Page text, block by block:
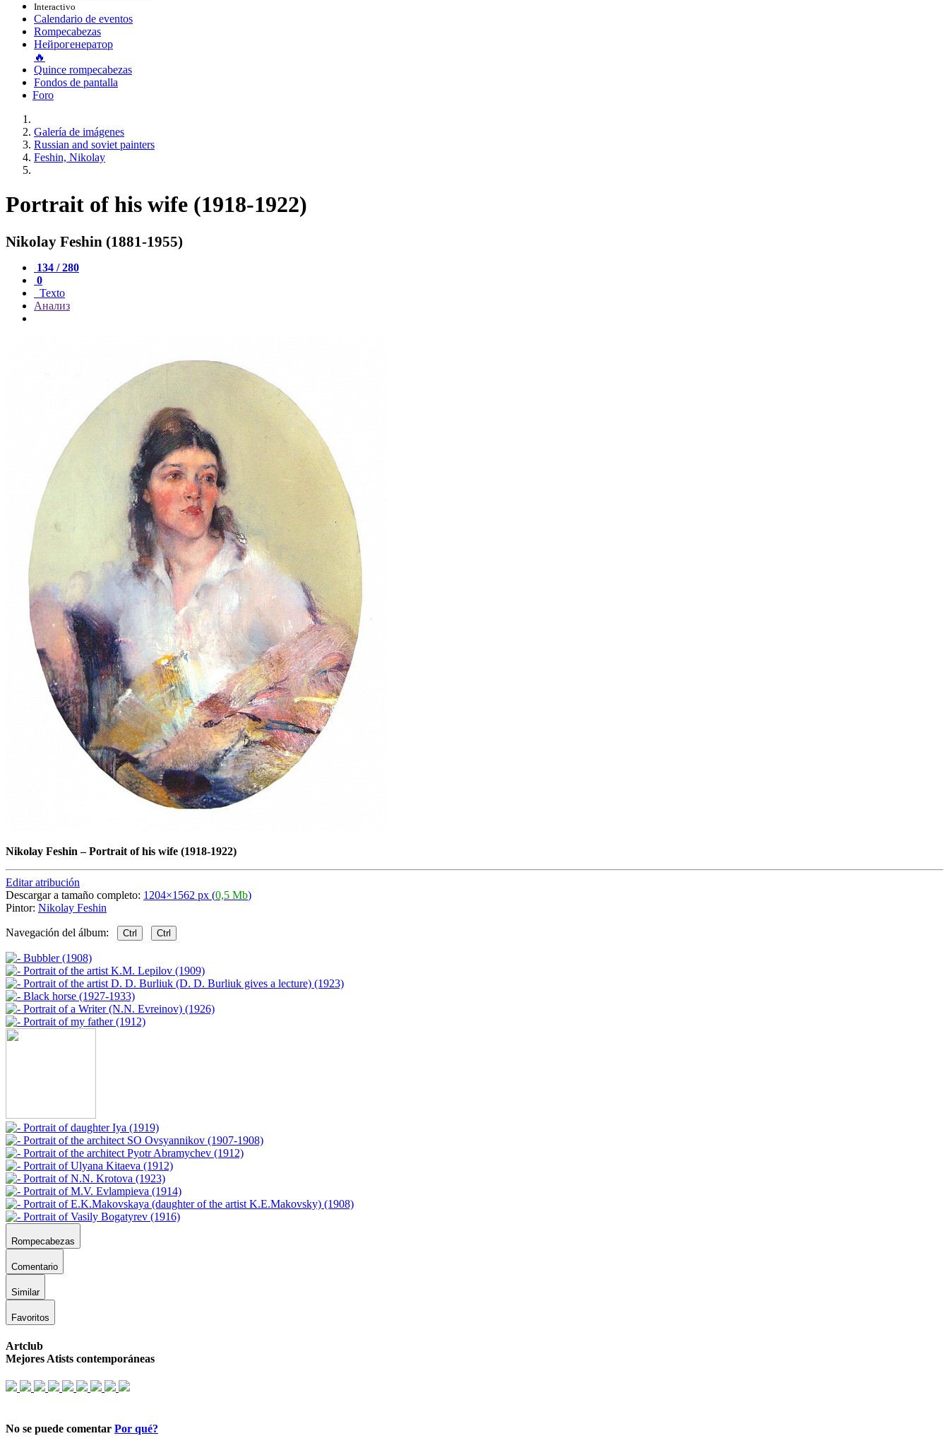
Interactivo
Calendario de eventos
Rompecabezas
Нейрогенератор
🔥
Quince rompecabezas
Fondos de pantalla
Foro
Galería de imágenes
Russian and soviet painters
Feshin, Nikolay
Portrait of his wife (1918-1922)
Nikolay Feshin (1881-1955)
134 / 280
0
Texto
Анализ
Nikolay Feshin –Portrait of his wife (1918-1922)
Editar atribución
Descargar a tamaño completo: 1204×1562 px (0,5 Mb)
Pintor: Nikolay Feshin
Navegación del álbum: Ctrl Ctrl
Rompecabezas
Comentario
Similar
Favoritos
Artclub
Mejores Atists contemporáneas
No se puede comentar Por qué?